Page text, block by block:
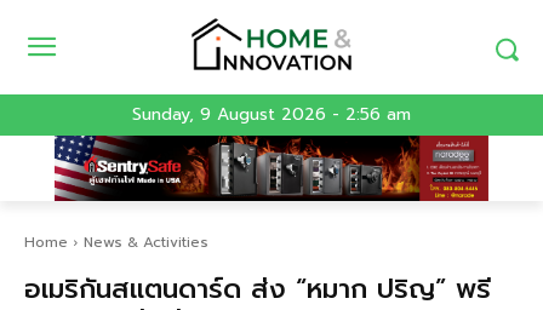
Sunday, 9 August 2026 - 2:56 am
Home News & Activities
อเมริกันสแตนดาร์ด ส่ง “หมาก ปริญ” พรี